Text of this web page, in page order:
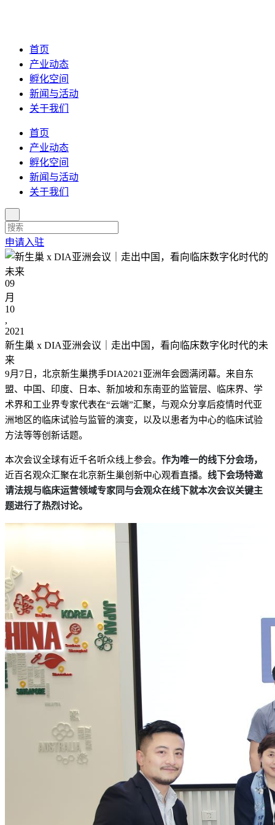
首页
产业动态
孵化空间
新闻与活动
关于我们
首页
产业动态
孵化空间
新闻与活动
关于我们
申请入驻
09
月
10
,
2021
新生巢 x DIA亚洲会议｜走出中国，看向临床数字化时代的未
来
9月7日，北京新生巢携手DIA2021亚洲年会圆满闭幕。来自东
盟、中国、印度、日本、新加坡和东南亚的监管层、临床界、学
术界和工业界专家代表在“云端”汇聚，与观众分享后疫情时代亚
洲地区的临床试验与监管的演变，以及以患者为中心的临床试验
方法等等创新话题。
本次会议全球有近千名听众线上参会。 作为唯一的线下分会场，
近百名观众汇聚在北京新生巢创新中心观看直播。 线下会场特邀
请法规与临床运营领域专家同与会观众在线下就本次会议关键主
题进行了热烈讨论。